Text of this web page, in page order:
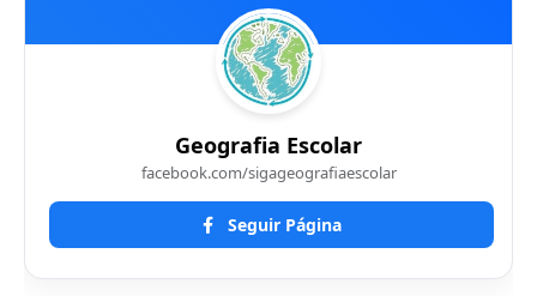
Geografia Escolar
facebook.com/sigageografiaescolar
Seguir Página